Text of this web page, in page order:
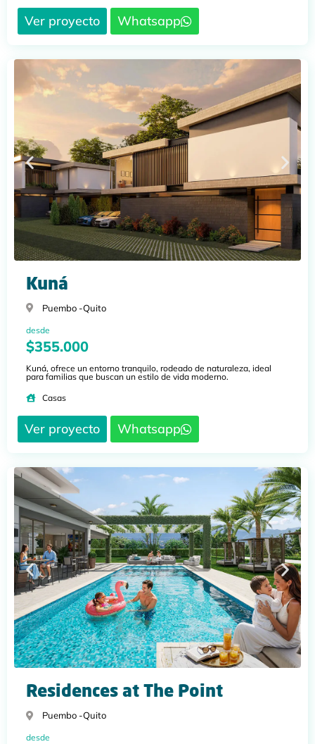
Ver proyecto Whatsapp
Kuná
Puembo -Quito
desde
$355.000
Kuná, ofrece un entorno tranquilo, rodeado de naturaleza, ideal
para familias que buscan un estilo de vida moderno.
Casas
Ver proyecto Whatsapp
Residences at The Point
Puembo -Quito
desde